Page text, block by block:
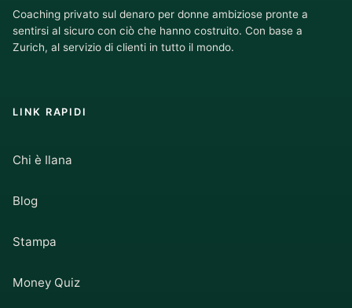
Coaching privato sul denaro per donne ambiziose pronte a
sentirsi al sicuro con ciò che hanno costruito. Con base a
Zurich, al servizio di clienti in tutto il mondo.
LINK RAPIDI
Chi è Ilana
Blog
Stampa
Money Quiz